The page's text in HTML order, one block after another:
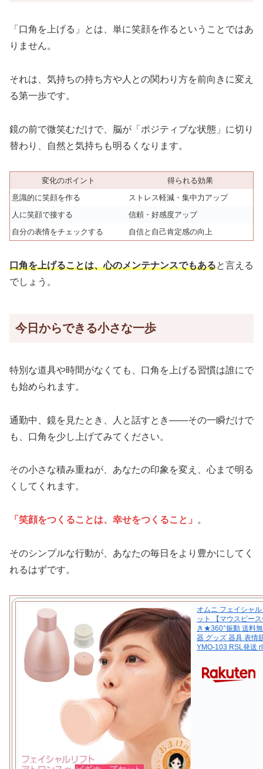
「口角を上げる」とは、単に笑顔を作るということではあ
りません。
それは、気持ちの持ち方や人との関わり方を前向きに変え
る第一歩です。
鏡の前で微笑むだけで、脳が「ポジティブな状態」に切り
替わり、自然と気持ちも明るくなります。
変化のポイント
得られる効果
意識的に笑顔を作る
ストレス軽減・集中力アップ
人に笑顔で接する
信頼・好感度アップ
自分の表情をチェックする
自信と自己肯定感の向上
口角を上げることは、心のメンテナンスでもあると言える
でしょう。
今日からできる小さな一歩
特別な道具や時間がなくても、口角を上げる習慣は誰にで
も始められます。
通勤中、鏡を見たとき、人と話すとき――その一瞬だけで
も、口角を少し上げてみてください。
その小さな積み重ねが、あなたの印象を変え、心まで明る
くしてくれます。
「笑顔をつくることは、幸せをつくること」 。
そのシンプルな行動が、あなたの毎日をより豊かにしてく
れるはずです。
オムニ フェイシャ
ット 【マウスピー
き★360°振動 送料
器 グッズ 器具 表情
YMO-103 RSL発送